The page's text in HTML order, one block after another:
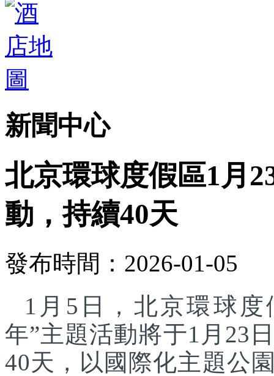
新聞中心
北京環球度假區1月
動，持續40天
發布時間：2026-01-05
1月5日，北京環球度
年”主題活動將于1月23
40天，以國際化主題公